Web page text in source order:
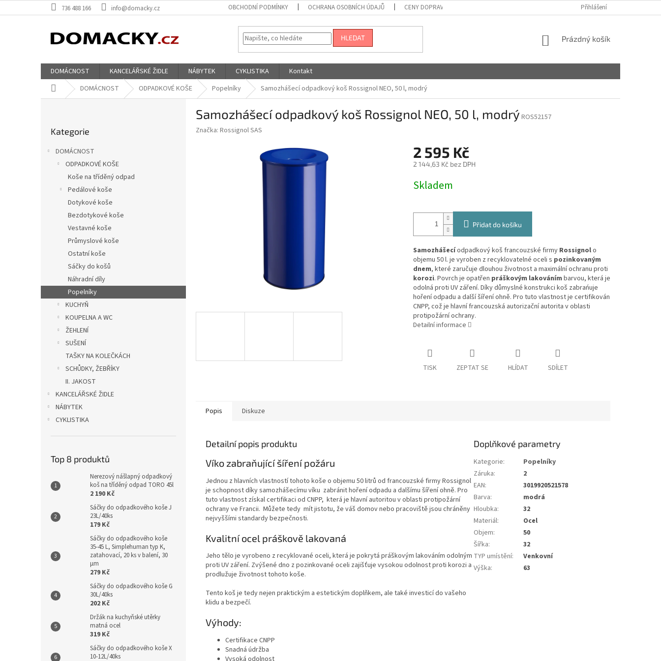
na
736 488 166 info@domacky.cz OBCHODNÍ PODMÍNKY OCHRANA OSOBNÍCH ÚDAJŮ CENY DOPRAVY Přihlášení
HLEDAT
NÁKUPNÍ
Prázdný košík
DOMÁCNOST KANCELÁŘSKÉ ŽIDLE NÁBYTEK CYKLISTIKA
Kontakt
Domů DOMÁCNOST ODPADKOVÉ KOŠE Popelníky Samozhášecí odpadkový koš Rossignol NEO, 50 l, modrý
kategorie
Kategorie
DOMÁCNOST
ODPADKOVÉ KOŠE
Koše na tříděný odpad
Pedálové koše
Dotykové koše
Bezdotykové koše
Vestavné koše
Průmyslové koše
Ostatní koše
Sáčky do košů
Náhradní díly
Popelníky
KUCHYŇ
KOUPELNA A WC
ŽEHLENÍ
SUŠENÍ
TAŠKY NA KOLEČKÁCH
SCHŮDKY, ŽEBŘÍKY
II. JAKOST
KANCELÁŘSKÉ ŽIDLE
NÁBYTEK
CYKLISTIKA
Top 8 produktů
Nerezový nášlapný odpadkový
koš na tříděný odpad TORO 45l
2 190 Kč
Sáčky do odpadkového koše J
23L/40ks
179 Kč
Sáčky do odpadkového koše
35-45 L, Simplehuman typ K,
zatahovací, 20 ks v balení, 30
µm
279 Kč
Sáčky do odpadkového koše G
30L/40ks
202 Kč
Držák na kuchyňské utěrky
matná ocel
319 Kč
Sáčky do odpadkového koše X
10-12L/40ks
Samozhášecí odpadkový koš Rossignol NEO, 50 l, modrý ROS52157
Značka: Rossignol SAS
2 595 Kč
2 144,63 Kč bez DPH
cena:
Skladem
Přidat do košíku
Samozhášecíodpadkový koš francouzské firmy Rossignolo
objemu 50 l. je vyroben z recyklovatelné oceli s pozinkovaným
dnem, které zaručuje dlouhou životnost a maximální ochranu proti
korozi. Povrch je opatřen práškovým lakováním barvou, která je
odolná proti UV záření. Díky důmyslné konstrukci koš zabrańuje
hoření odpadu a další šíření ohně. Pro tuto vlastnost je certifikován
CNPP, což je hlavní francouzská autorizační autorita v oblasti
protipožární ochrany.
Detailní informace
TISK ZEPTAT SE HLÍDAT SDÍLET
Popis Diskuze
Detailní popis produktu
Víko zabraňující šíření požáru
Jednou z hlavních vlastností tohoto koše o objemu 50 litrů od francouzské firmy Rossignol
je schopnost díky samozhášecímu víku zabránit hoření odpadu a dalšímu šíření ohně. Pro
tuto vlastnost získal certifikaci od CNPP, která je hlavní autoritou v oblasti protipožární
ochrany ve Francii. Můžete tedy mít jistotu, že váš domov nebo pracoviště jsou chráněny
nejvyššími standardy bezpečnosti.
Kvalitní ocel práškově lakovaná
Jeho tělo je vyrobeno z recyklované oceli, která je pokrytá práškovým lakováním odolným
proti UV záření. Zvýšené dno z pozinkované oceli zajišťuje vysokou odolnost proti korozi a
prodlužuje životnost tohoto koše.
Tento koš je tedy nejen praktickým a estetickým doplňkem, ale také investicí do vašeho
klidu a bezpečí.
Výhody:
Certifikace CNPP
Snadná údržba
Vysoká odolnost
Doplňkové parametry
Kategorie:
Popelníky
Záruka:
2
EAN:
3019920521578
Barva:
modrá
Hloubka:
32
Materiál:
Ocel
Objem:
50
Šířka:
32
TYP umístění:
Venkovní
Výška: 63